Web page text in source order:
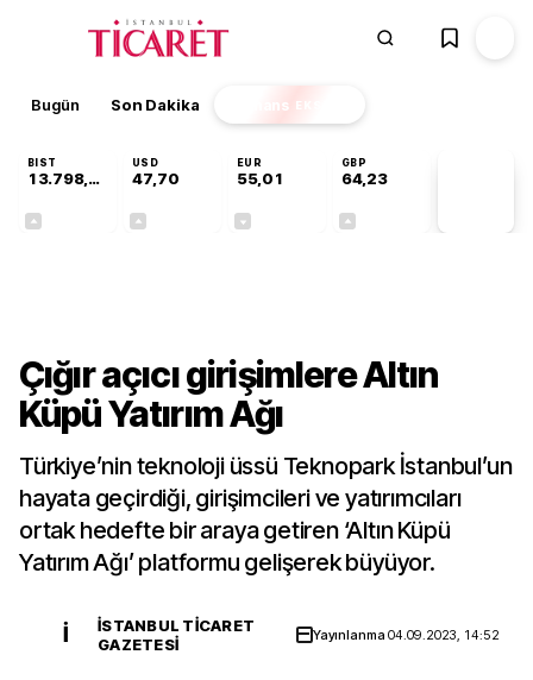
Bugün Son Dakika Finans EKSTRA
BIST
13.798,82
USD
47,70
EUR
55,01
GBP
64,23
Çığır açıcı girişimlere Altın
Küpü Yatırım Ağı
Türkiye’nin teknoloji üssü Teknopark İstanbul’un
hayata geçirdiği, girişimcileri ve yatırımcıları
ortak hedefte bir araya getiren ‘Altın Küpü
Yatırım Ağı’ platformu gelişerek büyüyor.
İ
İSTANBUL TICARET
GAZETESI
Yayınlanma04.09.2023, 14:52